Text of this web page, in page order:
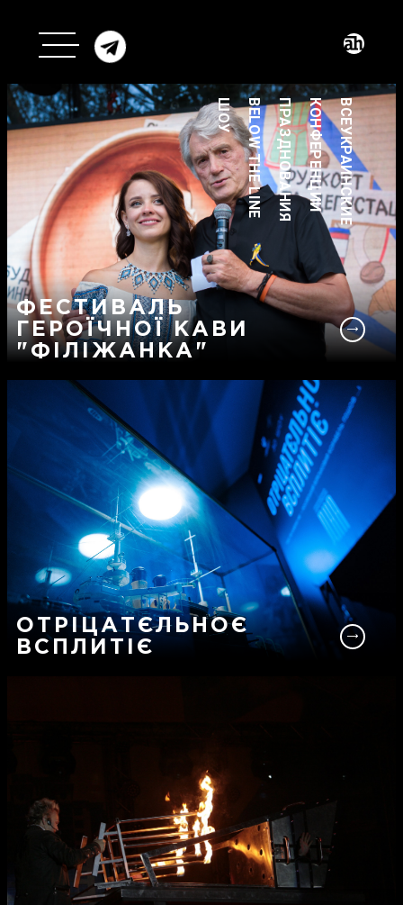
ФЕСТИВАЛЬ
ГЕРОЇЧНОЇ КАВИ
"ФІЛІЖАНКА"
ОТРІЦАТЄЛЬНОЄ
ВСПЛИТІЄ
ВСЕУКРАИНСКИЕ
КОНФЕРЕНЦИИ
ПРАЗДНОВАНИЯ
BELOW THE LINE
ШОУ